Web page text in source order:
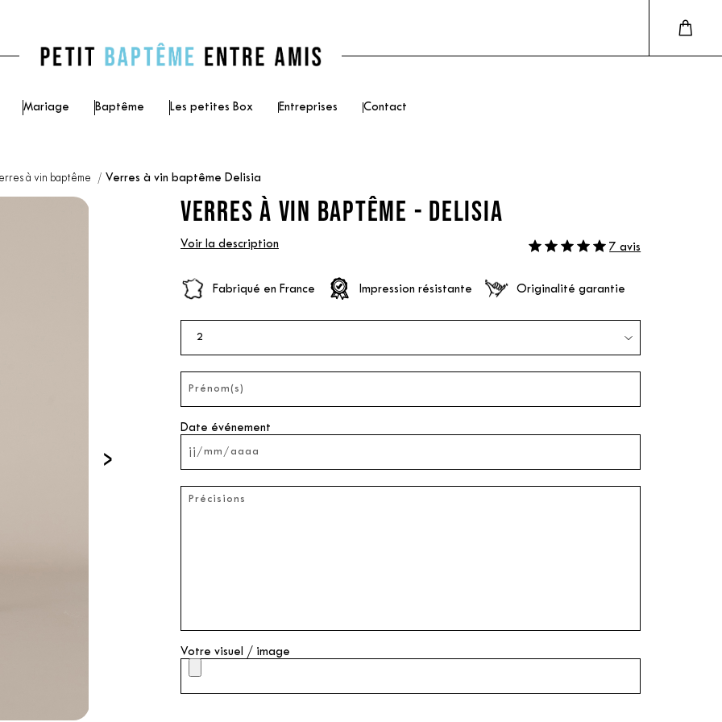
Mariage Baptême Les petites Box Entreprises Contact
à vin baptême Verres à vin baptême Delisia
›
VERRES À VIN BAPTÊME - DELISIA
Voir la description 7 avis
Fabriqué en France Impression résistante Originalité garantie
Date événement
Votre visuel / image